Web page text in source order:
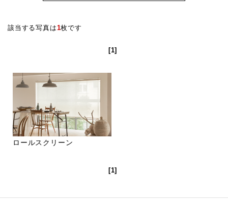
該当する写真は1枚です
[1]
ロールスクリーン
[1]